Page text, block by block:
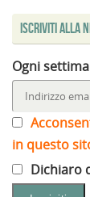
Iscriviti alla
Ogni
in questo
Dichiaro